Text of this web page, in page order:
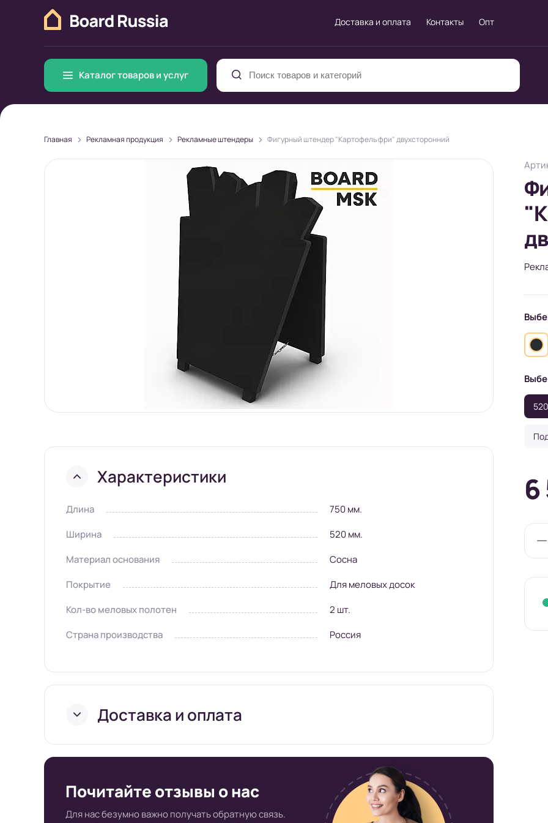
Доставка и оплата Контакты Опт
Каталог товаров и услуг
Главная > Рекламная продукция > Рекламные штендеры > Фигурный штендер "Картофель фри" двухсторонний
Характеристики
Длина
750 мм.
Ширина
520 мм.
Материал основания
Сосна
Покрытие
Для меловых досок
Кол-во меловых полотен
2 шт.
Страна производства
Россия
Доставка и оплата
супермаркете Board-Russia.ru
Почитайте отзывы о нас
Для нас безумно важно получать обратную связь.